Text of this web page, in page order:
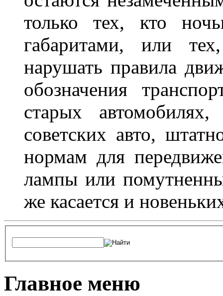
только тех, кто
габаритами, или
нарушать правила
обозначения
старых
советских авто,
нормам для
лампы или
же касается и
Главное меню